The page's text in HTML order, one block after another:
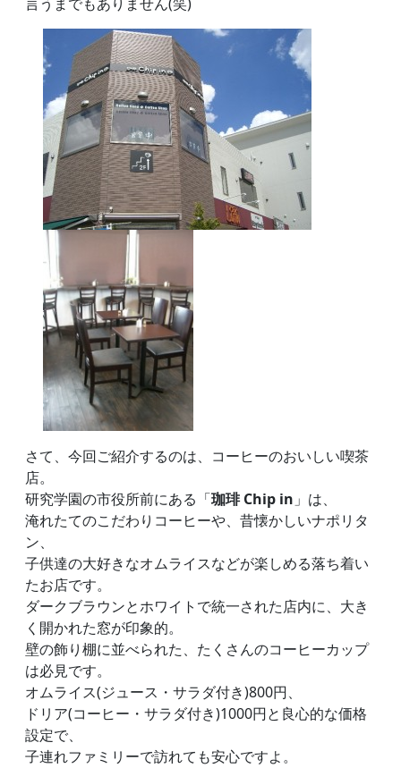
言うまでもありません(笑)
さて、今回ご紹介するのは、コーヒーのおいしい喫茶
店。
研究学園の市役所前にある「珈琲 Chip in」は、
淹れたてのこだわりコーヒーや、昔懐かしいナポリタ
ン、
子供達の大好きなオムライスなどが楽しめる落ち着い
たお店です。
ダークブラウンとホワイトで統一された店内に、大き
く開かれた窓が印象的。
壁の飾り棚に並べられた、たくさんのコーヒーカップ
は必見です。
オムライス(ジュース・サラダ付き)800円、
ドリア(コーヒー・サラダ付き)1000円と良心的な価格
設定で、
子連れファミリーで訪れても安心ですよ。